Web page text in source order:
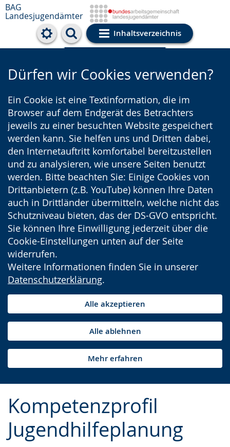
BAG
Landesjugendämter
Inhaltsverzeichnis
Cookie-Einstellungen
Dürfen wir Cookies verwenden?
Ein Cookie ist eine Textinformation, die im
Browser auf dem Endgerät des Betrachters
jeweils zu einer besuchten Website gespeichert
werden kann. Sie helfen uns und Dritten dabei,
den Internetauftritt komfortabel bereitzustellen
und zu analysieren, wie unsere Seiten benutzt
werden. Bitte beachten Sie: Einige Cookies von
Drittanbietern (z.B. YouTube) können Ihre Daten
auch in Drittländer übermitteln, welche nicht das
Schutzniveau bieten, das der DS-GVO entspricht.
Sie können Ihre Einwilligung jederzeit über die
Cookie-Einstellungen unten auf der Seite
widerrufen.
Weitere Informationen finden Sie in unserer
Datenschutzerklärung.
Alle akzeptieren
Alle ablehnen
Mehr erfahren
Kompetenzprofil
Jugendhilfeplanung